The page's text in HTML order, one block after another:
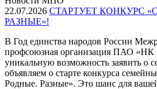
22.07.2026 СТАРТУЕТ КОНКУРС
РАЗНЫЕ»!
В Год единства народов России
профсоюзная организация ПАО «НК
уникальную возможность заявить о
объявляем о старте конкурса
Родные. Разные». Это шанс для